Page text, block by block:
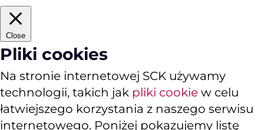
Close
Pliki cookies
Na stronie internetowej SCK używamy
technologii, takich jak pliki cookie w celu
łatwiejszego korzystania z naszego serwisu
internetowego. Poniżej pokazujemy listę